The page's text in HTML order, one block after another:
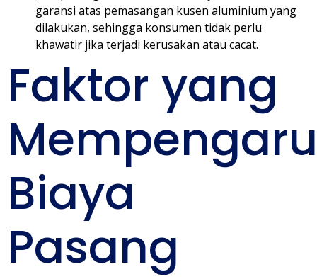
garansi atas pemasangan kusen aluminium yang
dilakukan, sehingga konsumen tidak perlu
khawatir jika terjadi kerusakan atau cacat.
Faktor yang
Biaya
Pasang